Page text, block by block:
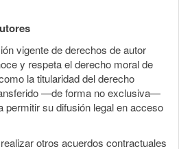
vigente de derechos de autor
y respeta el derecho moral de
la titularidad del derecho
—de forma no exclusiva—
permitir su difusión legal en acceso
otros acuerdos contractuales